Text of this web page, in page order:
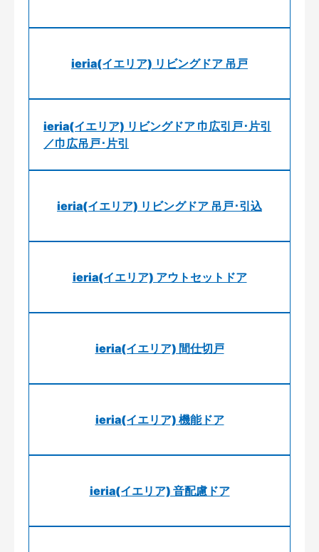
ieria(イエリア) リビングドア 吊戸
ieria(イエリア) リビングドア 巾広引戸･片引
／巾広吊戸･片引
ieria(イエリア) リビングドア 吊戸･引込
ieria(イエリア) アウトセットドア
ieria(イエリア) 間仕切戸
ieria(イエリア) 機能ドア
ieria(イエリア) 音配慮ドア